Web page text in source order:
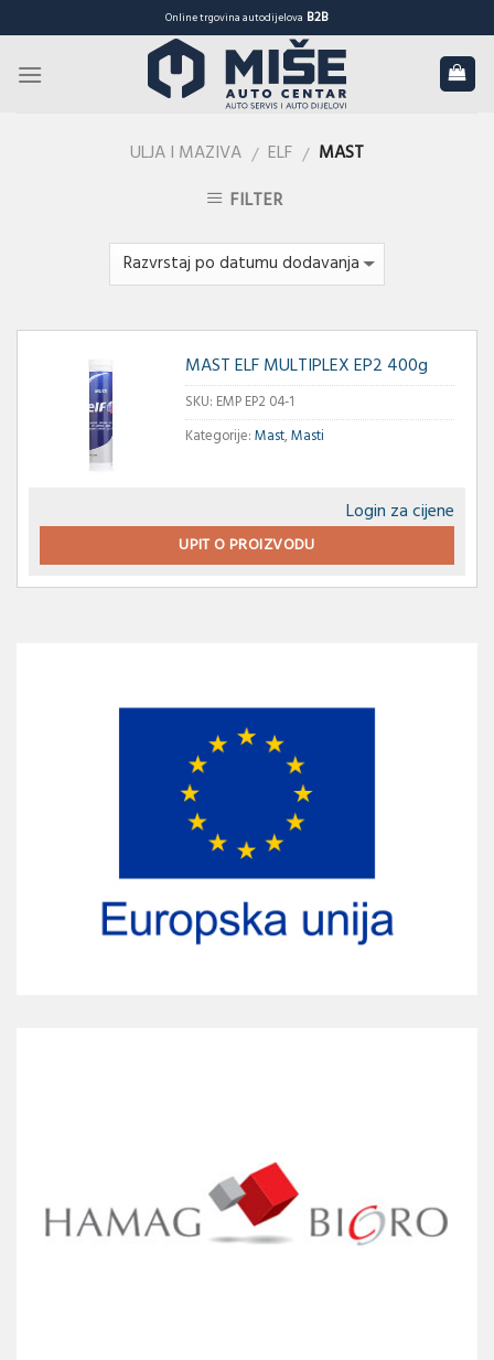
to
content
Online trgovina autodijelova B2B
ULJA I MAZIVA / ELF / MAST
FILTER
MAST ELF MULTIPLEX EP2 400g
SKU: EMP EP2 04-1
Kategorije:Mast,Masti
Login za cijene
UPIT O PROIZVODU